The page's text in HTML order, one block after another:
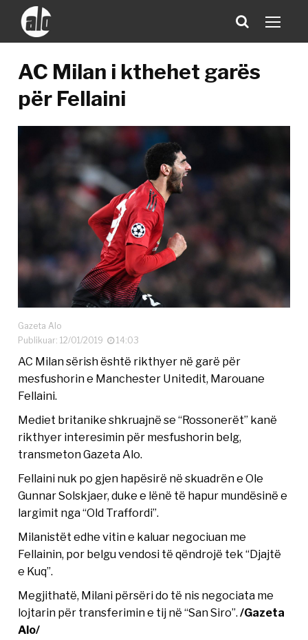
AC Milan i kthehet garës
për Fellaini
Gazeta Alo
Publikuar: 12/01/2019
14:03
AC Milan sërish është rikthyer në garë për
mesfushorin e Manchester Unitedit, Marouane
Fellaini.
Mediet britanike shkruajnë se “Rossonerët” kanë
rikthyer interesimin për mesfushorin belg,
transmeton Gazeta Alo.
Fellaini nuk po gjen hapësirë në skuadrën e Ole
Gunnar Solskjaer, duke e lënë të hapur mundësinë e
largimit nga “Old Traffordi”.
Milanistët edhe vitin e kaluar negociuan me
Fellainin, por belgu vendosi të qëndrojë tek “Djajtë
e Kuq”.
Megjithatë, Milani përsëri do të nis negociata me
lojtarin për transferimin e tij në “San Siro”./Gazeta
Alo/